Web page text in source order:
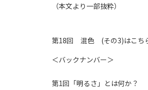
（本文より一部抜粋）
第18回 混色 (その3)はこち
＜バックナンバー＞
第1回「明るさ」とは何か？